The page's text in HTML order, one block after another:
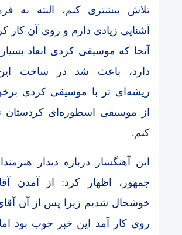
تلاش بیشتری کنم، البته به
آشنایی زیادی دارم و روی آن کار
آنجا که موسیقی کردی ابعاد
دارد، باعث شد در ساخت
ریشه‌ای تر با موسیقی کردی
از موسیقی اسطوره‌ای کردستان
کنم.
این آهنگساز درباره دیدار
جمهور، اظهار کرد: از آمدن
خوشحال شدیم زیرا پس از آن
روی کار آمد این خبر خوب بود